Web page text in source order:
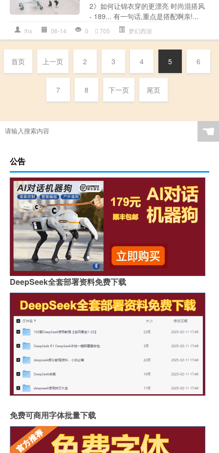
2》如何让锦衣穿的更漂亮 时尚混搭风
- 189... 有一句话,重点是搭配啊亲!...
lhx 06-14 0 705 梦幻西游
首页 上一页 2 3 4 5 6
7 8 下一页 尾页
☚
公告
DeepSeek全套部署资料免费下载
免费可商用字体批量下载